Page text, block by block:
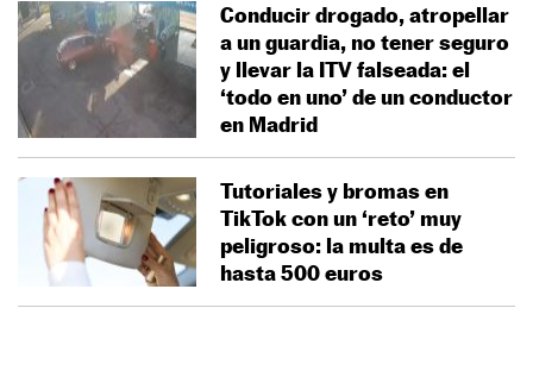
Conducir drogado, atropellar
a un guardia, no tener seguro
y llevar la ITV falseada: el
‘todo en uno’ de un conductor
en Madrid
Tutoriales y bromas en
TikTok con un ‘reto’ muy
peligroso: la multa es de
hasta 500 euros